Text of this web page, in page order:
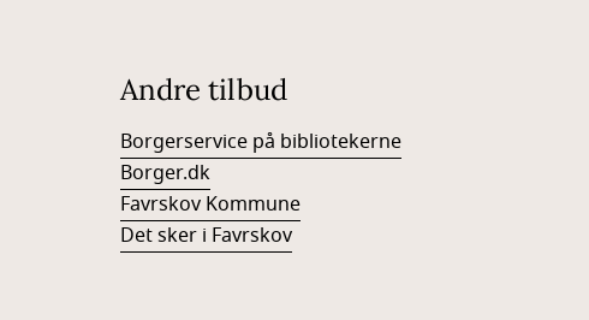
Andre tilbud
Borgerservice på bibliotekerne
Borger.dk
Favrskov Kommune
Det sker i Favrskov